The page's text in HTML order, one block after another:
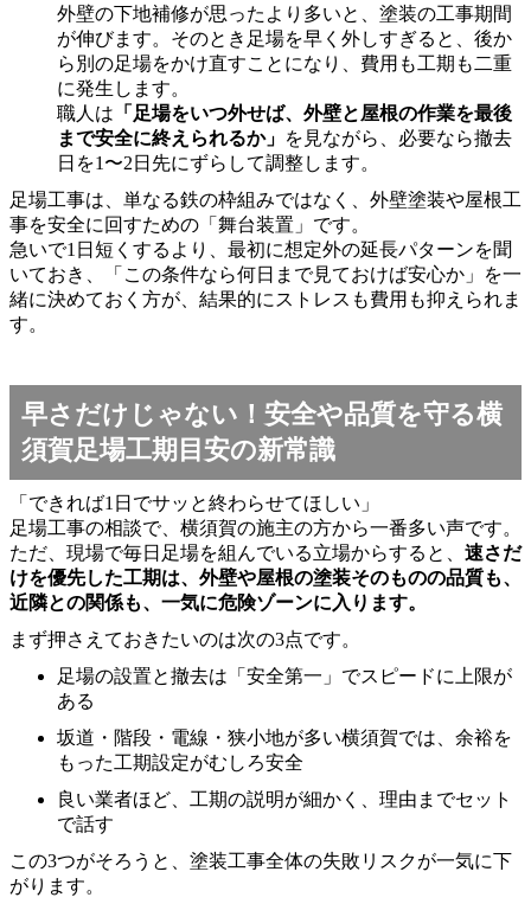
外壁の下地補修が思ったより多いと、塗装の工事期間
が伸びます。そのとき足場を早く外しすぎると、後か
ら別の足場をかけ直すことになり、費用も工期も二重
に発生します。
職人は 「足場をいつ外せば、外壁と屋根の作業を最後
まで安全に終えられるか」 を見ながら、必要なら撤去
日を1〜2日先にずらして調整します。
足場工事は、単なる鉄の枠組みではなく、外壁塗装や屋根工
事を安全に回すための「舞台装置」です。
急いで1日短くするより、最初に想定外の延長パターンを聞
いておき、「この条件なら何日まで見ておけば安心か」を一
緒に決めておく方が、結果的にストレスも費用も抑えられま
す。
早さだけじゃない！安全や品質を守る横
須賀足場工期目安の新常識
「できれば1日でサッと終わらせてほしい」
足場工事の相談で、横須賀の施主の方から一番多い声です。
ただ、現場で毎日足場を組んでいる立場からすると、 速さだ
けを優先した工期は、外壁や屋根の塗装そのものの品質も、
近隣との関係も、一気に危険ゾーンに入ります。
まず押さえておきたいのは次の3点です。
足場の設置と撤去は「安全第一」でスピードに上限が
ある
坂道・階段・電線・狭小地が多い横須賀では、余裕を
もった工期設定がむしろ安全
良い業者ほど、工期の説明が細かく、理由までセット
で話す
この3つがそろうと、塗装工事全体の失敗リスクが一気に下
がります。